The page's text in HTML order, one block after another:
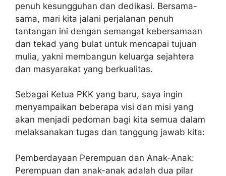
penuh kesungguhan dan dedikasi. Bersama-
sama, mari kita jalani perjalanan penuh
tantangan ini dengan semangat kebersamaan
dan tekad yang bulat untuk mencapai tujuan
mulia, yakni membangun keluarga sejahtera
dan masyarakat yang berkualitas.
Sebagai Ketua PKK yang baru, saya ingin
menyampaikan beberapa visi dan misi yang
akan menjadi pedoman bagi kita semua dalam
melaksanakan tugas dan tanggung jawab kita:
Pemberdayaan Perempuan dan Anak-Anak:
Perempuan dan anak-anak adalah dua pilar